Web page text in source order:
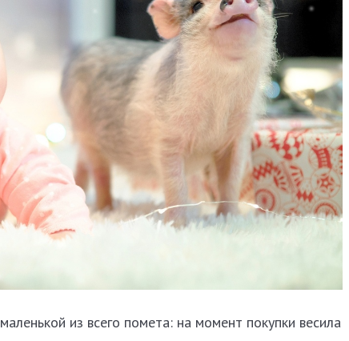
из всего помета: на момент покупки весила